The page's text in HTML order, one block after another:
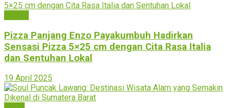
Pizza Panjang Enzo Payakumbuh Hadirkan
Sensasi Pizza 5×25 cm dengan Cita Rasa Italia
dan Sentuhan Lokal
19 April 2025